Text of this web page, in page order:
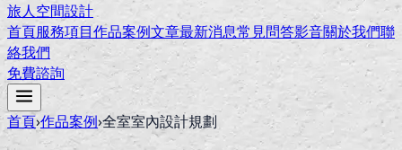
旅人空間設計
首頁服務項目作品案例文章最新消息常見問答影音關於我們聯
絡我們
免費諮詢
首頁›作品案例›全室室內設計規劃